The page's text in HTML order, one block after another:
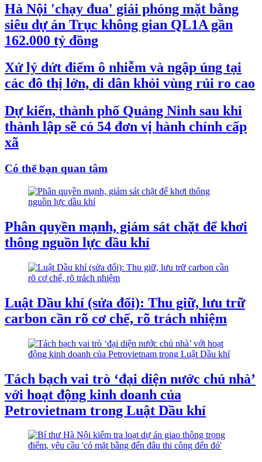
Hà Nội 'chạy đua' giải phóng mặt bằng
siêu dự án Trục không gian QL1A gần
162.000 tỷ đồng
Xử lý dứt điểm ô nhiễm và ngập úng tại
các đô thị lớn, di dân khỏi vùng rủi ro cao
Dự kiến, thành phố Quảng Ninh sau khi
thành lập sẽ có 54 đơn vị hành chính cấp
xã
Có thể bạn quan tâm
Phân quyền mạnh, giám sát chặt để khơi
thông nguồn lực dầu khí
Luật Dầu khí (sửa đổi): Thu giữ, lưu trữ
carbon cần rõ cơ chế, rõ trách nhiệm
Tách bạch vai trò ‘đại diện nước chủ nhà’
với hoạt động kinh doanh của
Petrovietnam trong Luật Dầu khí